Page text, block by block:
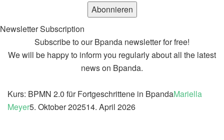
Newsletter Subscription
Subscribe to our Bpanda newsletter for free!
We will be happy to inform you regularly about all the latest
news on Bpanda.
Kurs: BPMN 2.0 für Fortgeschrittene in BpandaMariella
Meyer5. Oktober 202514. April 2026